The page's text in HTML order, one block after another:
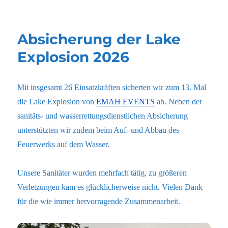
Absicherung der Lake
Explosion 2026
Mit insgesamt 26 Einsatzkräften sicherten wir zum 13. Mal
die Lake Explosion vonEMAH EVENTS ab. Neben der
sanitäts- und wasserrettungsdienstlichen Absicherung
unterstützten wir zudem beim Auf- und Abbau des
Feuerwerks auf dem Wasser.
Unsere Sanitäter wurden mehrfach tätig, zu größeren
Verletzungen kam es glücklicherweise nicht. Vielen Dank
für die wie immer hervorragende Zusammenarbeit.